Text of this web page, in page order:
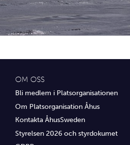
Media
Transport
Övrig service
OM OSS
Bli medlem i Platsorganisationen
Om Platsorganisation Åhus
Kontakta ÅhusSweden
Styrelsen 2026 och styrdokumet